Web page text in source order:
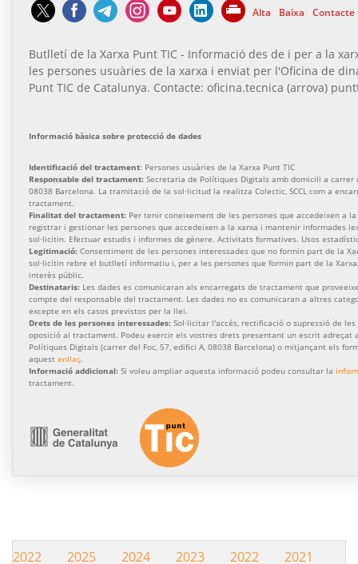
Alta Baixa Contacte
Butlletí de la Xarxa Punt TIC - Informació des de i per a la
les persones usuàries de la xarxa i enviat per l'Oficina de
Punt TIC de Catalunya. Contacte: oficina.tecnica (arrova)
Informació bàsica sobre protecció de dades
Identificació del tractament: Persones usuàries de la Xarxa Punt TIC
Responsable del tractament: Secretaria de Polítiques Digitals amb domicili a carrer
08038 Barcelona. La tramitació de la sol·licitud la realitza Colectic, SCCL com a
tractament.
Finalitat del tractament: Per tenir coneixement de les persones que accedeixen a la
registrar i gestionar les persones que accedeixen a la xarxa i mantenir informades
sol·licitin. Efectuar estudis i informes de gènere. Activitats formatives. Usos
Legitimació: Consentiment de les persones interessades que no formin part de la
sol·licitin rebre el butlletí informatiu i, per a les persones que formin part de la
interès públic.
Destinataris: Les dades es comunicaran als encarregats de tractament que
compte del responsable del tractament. Les dades no es comunicaran a altres
excepte en els casos previstos per la llei.
Drets de les persones interessades: Sol·licitar l'accés, rectificació o supressió de
oposició al tractament. Podeu exercir els vostres drets presentant un escrit adreçat
Polítiques Digitals (carrer del Foc, 57, edifici A, 08038 Barcelona) o mitjançant els
aquest enllaç.
Informació addicional: Si voleu ampliar aquesta informació podeu consultar la
tractament.
2022 2025 2024 2023 2022
2021